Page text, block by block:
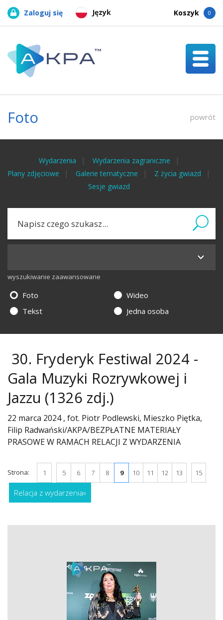
Język
Zaloguj się Koszyk 0
Foto powrót
Wydarzenia
Wydarzenia zagraniczne
Plany zdjęciowe
Galerie tematyczne
Z życia gwiazd
Sesje gwiazd
wyszukiwanie zaawansowane
Foto
Wideo
Tekst
Jedna osoba
30. Fryderyk Festiwal 2024 -
Gala Muzyki Rozrywkowej i
Jazzu (1326 zdj.)
22 marca 2024 , fot. Piotr Podlewski, Mieszko Piętka,
Filip Radwański/AKPA/BEZPŁATNE MATERIAŁY
PRASOWE W RAMACH RELACJI Z WYDARZENIA
Strona: 1 5 6 7 8 9 10 11 12 13 15
Relacja z wydarzenia»